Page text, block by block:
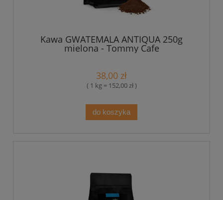
Kawa GWATEMALA ANTIQUA 250g
mielona - Tommy Cafe
38,00 zł
( 1 kg = 152,00 zł )
do koszyka